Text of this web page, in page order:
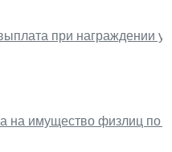
при награждении
на имущество физлиц по